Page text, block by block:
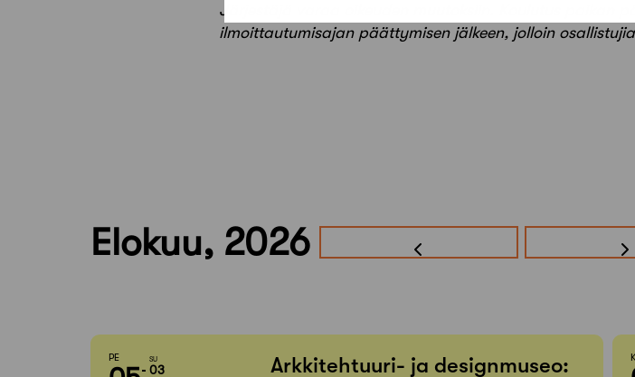
Järjestäjä varaa oikeuden muutoksiin. Koulutus paikan
ilmoittautumisajan päättymisen jälkeen, jolloin
Elokuu, 2026
PE SU
03
Arkkitehtuuri- ja designmuseo: